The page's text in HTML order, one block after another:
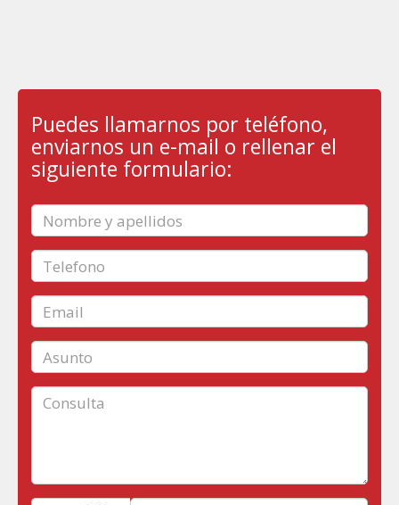
Puedes llamarnos por teléfono,
enviarnos un e-mail o rellenar el
siguiente formulario: